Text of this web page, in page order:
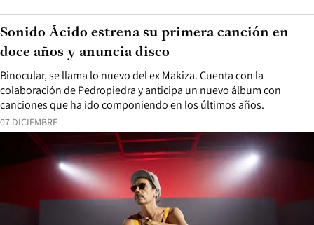
07 DICIEMBRE
Binocular, se llama lo nuevo del ex Makiza. Cuenta con la
colaboración de Pedropiedra y anticipa un nuevo álbum con
canciones que ha ido componiendo en los últimos años.
Sonido Ácido estrena su primera canción en
doce años y anuncia disco